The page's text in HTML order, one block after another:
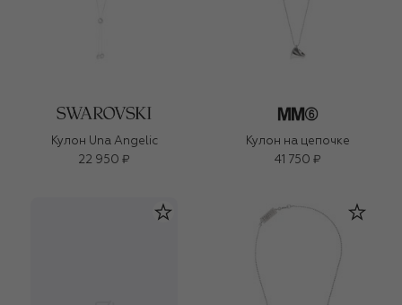
Кулон Una Angelic
22 950 ₽
Кулон на цепочке
41 750 ₽